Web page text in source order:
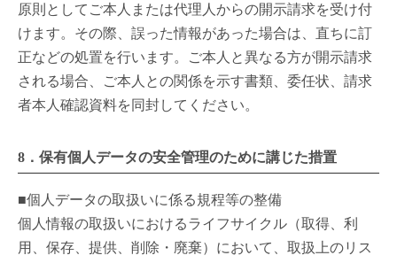
原則としてご本人または代理人からの開示請求を受け付
けます。その際、誤った情報があった場合は、直ちに訂
正などの処置を行います。ご本人と異なる方が開示請求
される場合、ご本人との関係を示す書類、委任状、請求
者本人確認資料を同封してください。
8．保有個人データの安全管理のために講じた措置
■個人データの取扱いに係る規程等の整備
個人情報の取扱いにおけるライフサイクル（取得、利
用、保存、提供、削除・廃棄）において、取扱上のリス